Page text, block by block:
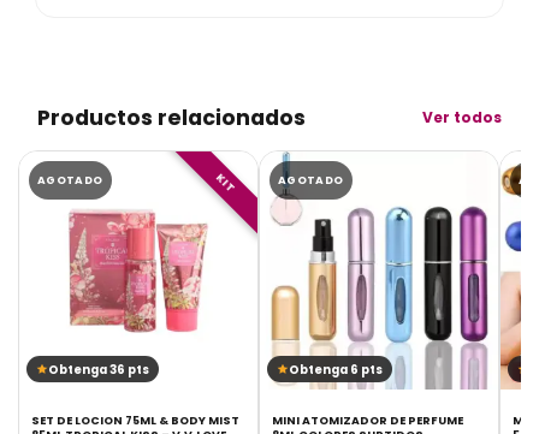
Productos relacionados Ver todos
AGOTADO KIT
Obtenga 36 pts
SET DE LOCION 75ML & BODY MIST
AGOTADO
Obtenga 6 pts
MINI ATOMIZADOR DE PERFUME